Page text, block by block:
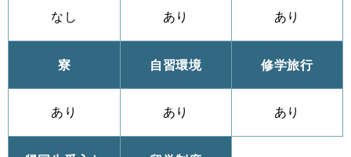
なし あり あり
寮 自習環境 修学旅行
あり あり あり